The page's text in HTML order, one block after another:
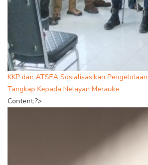
KKP dan ATSEA Sosialisasikan
Tangkap Kepada Nelayan Merauke
Content;?>